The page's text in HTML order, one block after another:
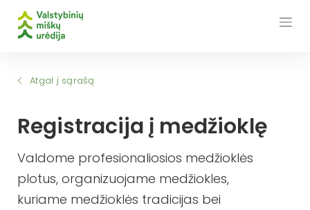
Atgal į sąrašą
Registracija į medžioklę
Valdome profesionaliosios medžioklės
plotus, organizuojame medžiokles,
kuriame medžioklės tradicijas bei